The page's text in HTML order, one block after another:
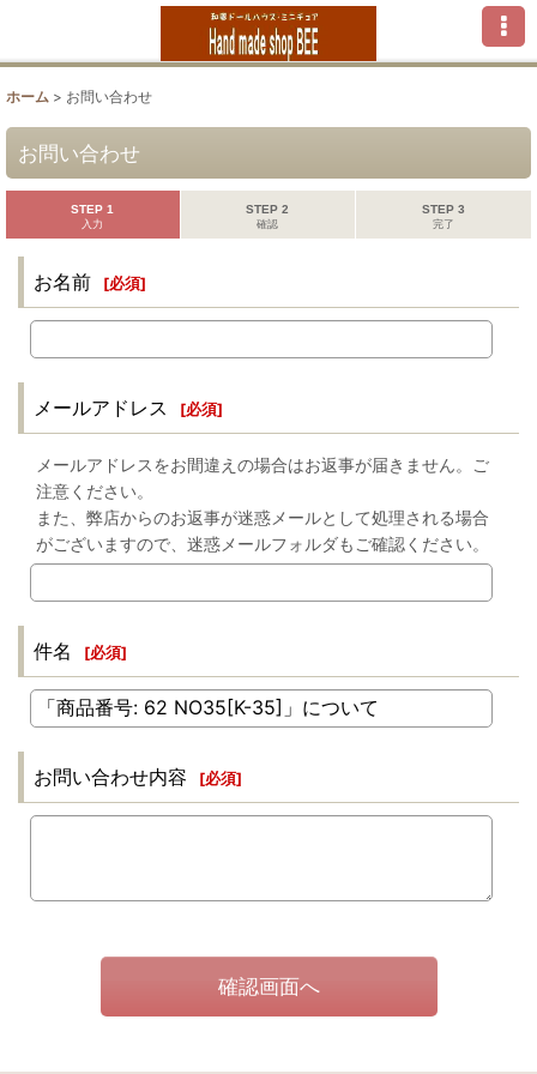
ホーム > お問い合わせ
お問い合わせ
STEP 1
入力
STEP 2
確認
STEP 3
完了
お名前 [必須]
メールアドレス [必須]
メールアドレスをお間違えの場合はお返事が届きません。ご
注意ください。
また、弊店からのお返事が迷惑メールとして処理される場合
がございますので、迷惑メールフォルダもご確認ください。
件名 [必須]
お問い合わせ内容 [必須]
確認画面へ